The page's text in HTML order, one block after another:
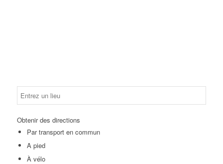
Obtenir des directions
Par transport en commun
A pied
À vélo